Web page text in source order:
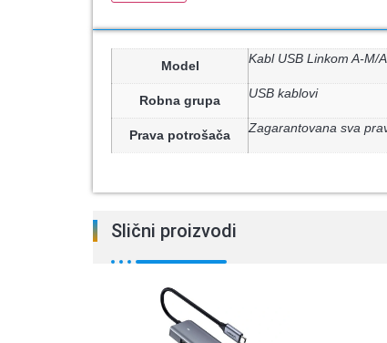
Model Kabl USB Linkom A-M/
Robna grupa USB kablovi
Prava potrošača Zagarantovana sva
Slični proizvodi